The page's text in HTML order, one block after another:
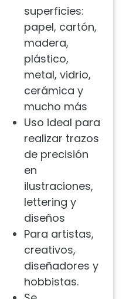
superficies:
papel, cartón,
madera,
plástico,
metal, vidrio,
cerámica y
mucho más
Uso ideal para
realizar trazos
de precisión
en
ilustraciones,
lettering y
diseños
Para artistas,
creativos,
diseñadores y
hobbistas.